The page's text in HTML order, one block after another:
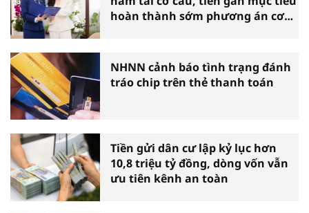
hoàn thành sớm phương án cơ
NHNN cảnh báo tình trạng đánh
tráo chip trên thẻ thanh toán
Tiền gửi dân cư lập kỷ lục hơn
10,8 triệu tỷ đồng, dòng vốn vẫn
ưu tiên kênh an toàn